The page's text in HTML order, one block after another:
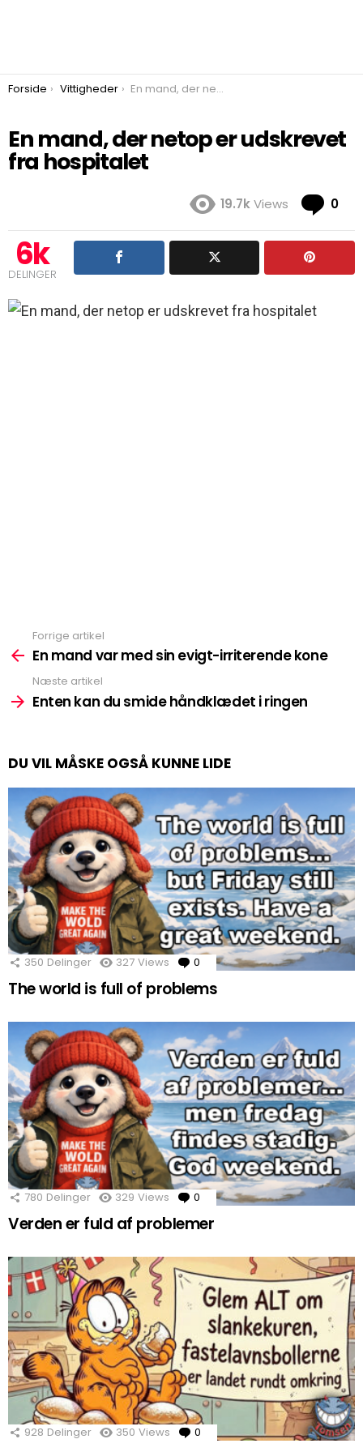
You are here:
Forside Vittigheder En mand, der netop er udskrevet fra hospitalet
En mand, der netop er udskrevet
fra hospitalet
19.7kViews 0
6k
DELINGER
mere
Forrige artikel
En mand var med sin evigt-irriterende kone
Næste artikel
Enten kan du smide håndklædet i ringen
DU VIL MÅSKE OGSÅ KUNNE LIDE
350 Delinger 327 Views 0 Comments
The world is full of problems
780 Delinger 329 Views 0 Comments
Verden er fuld af problemer
928 Delinger 350 Views 0 Comments